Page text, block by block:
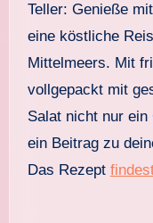
Teller: Genieße
eine köstliche
Mittelmeers. Mit
vollgepackt mit
Salat nicht nur
ein Beitrag zu
Das Rezept